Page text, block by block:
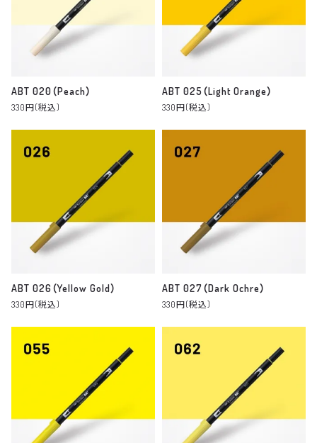
ABT 020（Peach）
330円(税込)
ABT 025（Light Orange）
330円(税込)
ABT 026（Yellow Gold）
330円(税込)
ABT 027（Dark Ochre）
330円(税込)